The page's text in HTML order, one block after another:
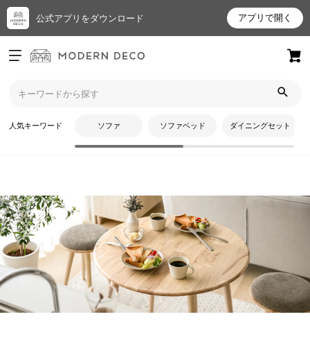
公式アプリをダウンロード アプリで開く
ログイン
新規会員登録
お
ア
イ
テ
ム
近
人気キーワード ソファ ソファベッド ダイニングセット
トップ ダイニングテーブル
CATEGORY
ダイニングテーブル